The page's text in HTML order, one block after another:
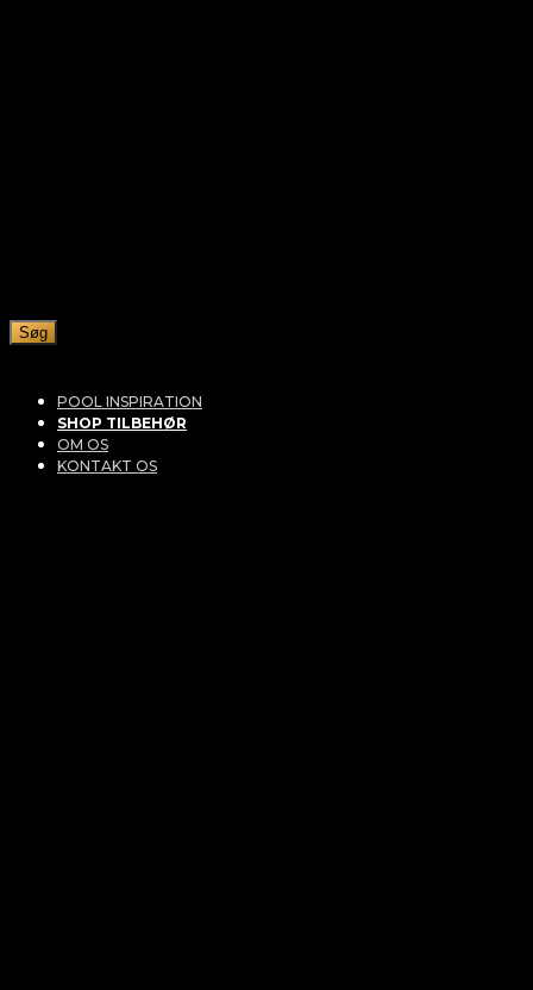
Søg
POOL INSPIRATION
SHOP TILBEHØR
OM OS
KONTAKT OS